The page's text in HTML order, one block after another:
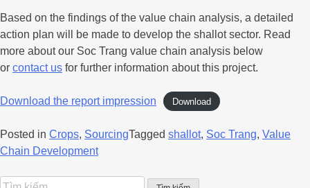
Based on the findings of the value chain analysis, a detailed
action plan will be made to develop the shallot sector. Read
more about our Soc Trang value chain analysis below
or contact us for further information about this project.
Download the report impression Download
Posted in Crops, SourcingTagged shallot, Soc Trang, Value
Chain Development